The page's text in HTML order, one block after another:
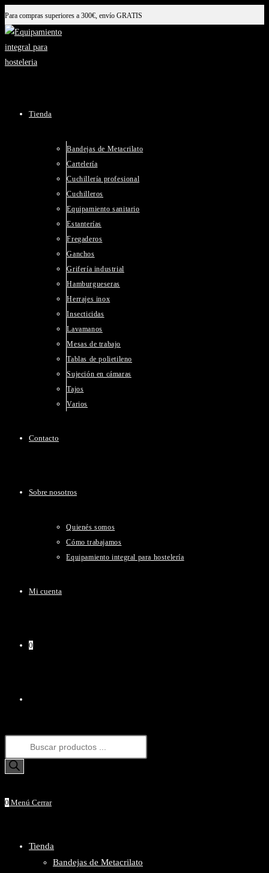
Ir
al
contenido
Para compras superiores a 300€, envío GRATIS
Tienda
Bandejas de Metacrilato
Cartelería
Cuchillería profesional
Cuchilleros
Equipamiento sanitario
Estanterías
Fregaderos
Ganchos
Grifería industrial
Hamburgueseras
Herrajes inox
Insecticidas
Lavamanos
Mesas de trabajo
Tablas de polietileno
Sujeción en cámaras
Tajos
Varios
Contacto
Sobre nosotros
Quienés somos
Cómo trabajamos
Equipamiento integral para hostelería
Mi cuenta
0
búsqueda
de
Búsqueda
de
productos
0 Menú Cerrar
Tienda
Bandejas de Metacrilato